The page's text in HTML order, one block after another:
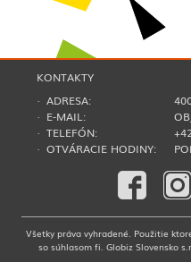
KONTAKTY
· ADRESA:
· E-MAIL:
· TELEFÓN:
· OTVÁRACIE HODINY:
Všetky práva vyhradené. Použitie
so súhlasom fi. Globiz Slovensko